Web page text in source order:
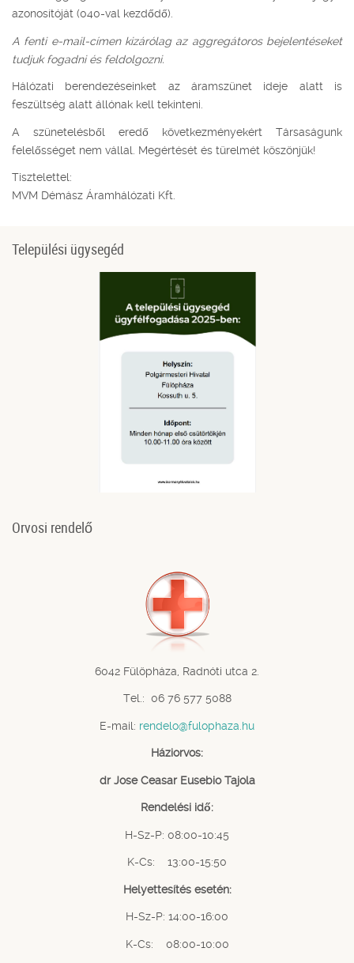
azonosítóját (040-val kezdődő).
A fenti e-mail-címen kizárólag az aggregátoros bejelentéseket
tudjuk fogadni és feldolgozni.
Hálózati berendezéseinket az áramszünet ideje alatt is
feszültség alatt állónak kell tekinteni.
A szünetelésből eredő következményekért Társaságunk
felelősséget nem vállal. Megértését és türelmét köszönjük!
Tisztelettel:
MVM Démász Áramhálózati Kft.
Települési ügysegéd
Orvosi rendelő
6042 Fülöpháza, Radnóti utca 2.
Tel.: 06 76 577 5088
E-mail: rendelo@fulophaza.hu
Háziorvos:
dr Jose Ceasar Eusebio Tajola
Rendelési idő:
H-Sz-P: 08:00-10:45
K-Cs: 13:00-15:50
Helyettesítés esetén:
H-Sz-P: 14:00-16:00
K-Cs: 08:00-10:00